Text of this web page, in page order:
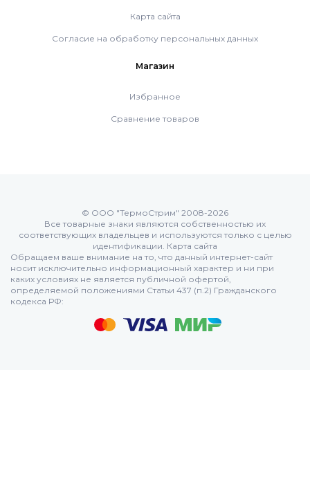
Карта сайта
Согласие на обработку персональных данных
Магазин
Избранное
Сравнение товаров
© ООО "ТермоСтрим" 2008-2026
Все товарные знаки являются собственностью их
соответствующих владельцев и используются только с целью
идентификации. Карта сайта
Обращаем ваше внимание на то, что данный интернет-сайт
носит исключительно информационный характер и ни при
каких условиях не является публичной офертой,
определяемой положениями Статьи 437 (п.2) Гражданского
кодекса РФ: